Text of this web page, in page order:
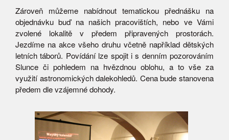
Zároveň můžeme nabídnout tematickou přednášku na
objednávku buď na našich pracovištích, nebo ve Vámi
zvolené lokalitě v předem připravených prostorách.
Jezdíme na akce všeho druhu včetně například dětských
letních táborů. Povídání lze spojit i s denním pozorováním
Slunce či pohledem na hvězdnou oblohu, a to vše za
využití astronomických dalekohledů. Cena bude stanovena
předem dle vzájemné dohody.